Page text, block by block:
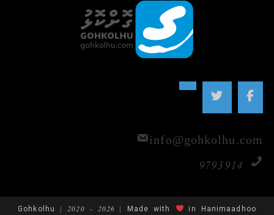
info@gohkolhu.com
Gohkolhu | 2020 - 2026 | Made with in Hanimaadhoo